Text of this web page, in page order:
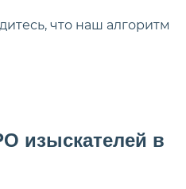
что наш алгоритм
изыскателей в